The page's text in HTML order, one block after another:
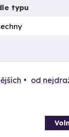
typu
od